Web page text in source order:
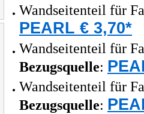
Wandseitenteil für
PEARL € 3,70*
Wandseitenteil für
Bezugsquelle:
Wandseitenteil für
Bezugsquelle: